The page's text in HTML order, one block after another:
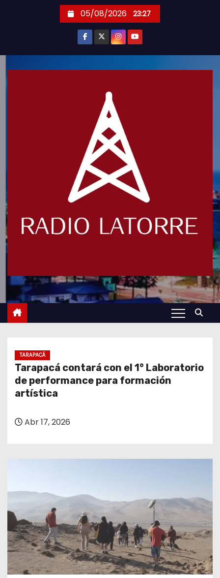
05/08/2026 23:27
TARAPACÁ
Tarapacá contará con el 1° Laboratorio
de performance para formación
artística
Abr 17, 2026